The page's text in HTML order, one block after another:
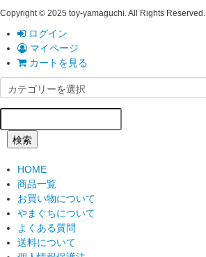
Copyright © 2025 toy-yamaguchi. All Rights Reserved.
ログイン
マイページ
カートを見る
検索
HOME
商品一覧
お買い物について
やまぐちについて
よくある質問
送料について